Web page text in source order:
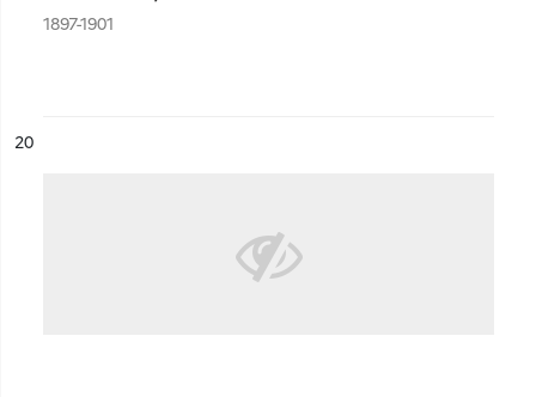
1897-1901
n°
20